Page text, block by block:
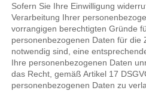
Sofern Sie Ihre Einwilligung
Verarbeitung Ihrer
vorrangigen berechtigten Gründe
personenbezogenen Daten für die
notwendig sind, eine
Ihre personenbezogenen Daten
das Recht, gemäß Artikel 17
personenbezogenen Daten zu